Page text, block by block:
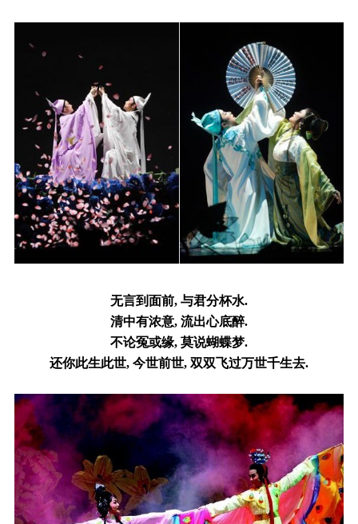
无言到面前, 与君分杯水.
清中有浓意, 流出心底醉.
不论冤或缘, 莫说蝴蝶梦.
还你此生此世, 今世前世, 双双飞过万世千生去.